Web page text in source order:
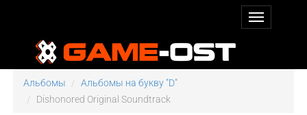
Альбомы
Альбомы на букву "D"
Dishonored Original Soundtrack